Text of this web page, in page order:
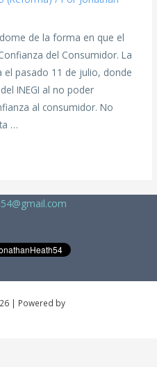
de la forma en que el
del Consumidor. La
pasado 11 de julio, donde
INEGI al no poder
al consumidor. No
…
| Powered by